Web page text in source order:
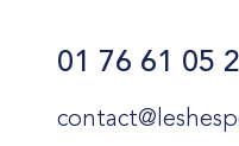
01 76 61 05